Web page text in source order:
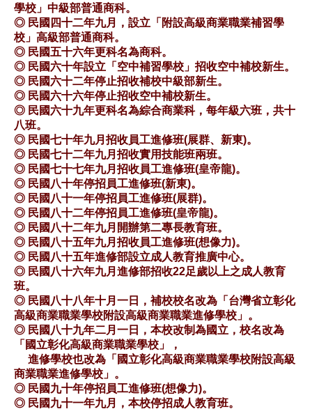
學校」中級部普通商科。
◎ 民國四十二年九月，設立「附設高級商業職業補習學
校」高級部普通商科。
◎ 民國五十六年更科名為商科。
◎ 民國六十年設立「空中補習學校」招收空中補校新生。
◎ 民國六十二年停止招收補校中級部新生。
◎ 民國六十六年停止招收空中補校新生。
◎ 民國六十九年更科名為綜合商業科，每年級六班，共十
八班。
◎ 民國七十年九月招收員工進修班(展群、新東)。
◎ 民國七十二年九月招收實用技能班兩班。
◎ 民國七十七年九月招收員工進修班(皇帝龍)。
◎ 民國八十年停招員工進修班(新東)。
◎ 民國八十一年停招員工進修班(展群)。
◎ 民國八十二年停招員工進修班(皇帝龍)。
◎ 民國八十二年九月開辦第二專長教育班。
◎ 民國八十五年九月招收員工進修班(想像力)。
◎ 民國八十五年進修部設立成人教育推廣中心。
◎ 民國八十六年九月進修部招收22足歲以上之成人教育
班。
◎ 民國八十八年十月一日，補校校名改為「台灣省立彰化
高級商業職業學校附設高級商業職業進修學校」。
◎ 民國八十九年二月一日，本校改制為國立，校名改為
「國立彰化高級商業職業學校」
，
進修學校也改為「國立彰化高級商業職業學校附設高級
商業職業進修學校」。
◎ 民國九十年停招員工進修班(想像力)。
◎ 民國九十一年九月，本校停招成人教育班。